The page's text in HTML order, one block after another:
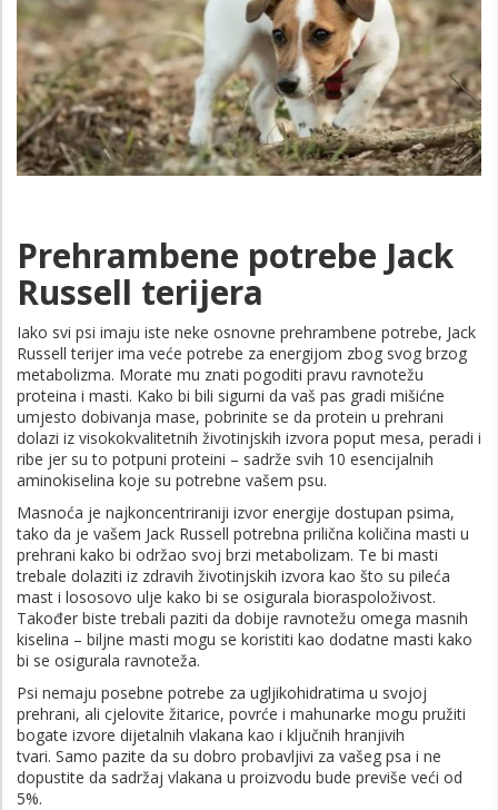
Prehrambene potrebe Jack
Russell terijera
Iako svi psi imaju iste neke osnovne prehrambene potrebe, Jack
Russell terijer ima veće potrebe za energijom zbog svog brzog
metabolizma. Morate mu znati pogoditi pravu ravnotežu
proteina i masti. Kako bi bili sigurni da vaš pas gradi mišićne
umjesto dobivanja mase, pobrinite se da protein u prehrani
dolazi iz visokokvalitetnih životinjskih izvora poput mesa, peradi i
ribe jer su to potpuni proteini – sadrže svih 10 esencijalnih
aminokiselina koje su potrebne vašem psu.
Masnoća je najkoncentriraniji izvor energije dostupan psima,
tako da je vašem Jack Russell potrebna prilična količina masti u
prehrani kako bi održao svoj brzi metabolizam. Te bi masti
trebale dolaziti iz zdravih životinjskih izvora kao što su pileća
mast i lososovo ulje kako bi se osigurala bioraspoloživost.
Također biste trebali paziti da dobije ravnotežu omega masnih
kiselina – biljne masti mogu se koristiti kao dodatne masti kako
bi se osigurala ravnoteža.
Psi nemaju posebne potrebe za ugljikohidratima u svojoj
prehrani, ali cjelovite žitarice, povrće i mahunarke mogu pružiti
bogate izvore dijetalnih vlakana kao i ključnih hranjivih
tvari. Samo pazite da su dobro probavljivi za vašeg psa i ne
dopustite da sadržaj vlakana u proizvodu bude previše veći od
5%.